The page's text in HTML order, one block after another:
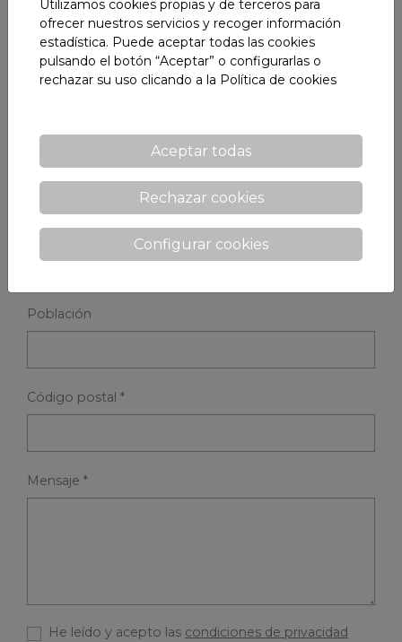
formulario y contactaremos con usted lo antes
posible
Nombre y apellidos
Teléfono
Población
Código postal *
Mensaje *
He leído y acepto las condiciones de privacidad
Utilizamos cookies propias y de terceros para
ofrecer nuestros servicios y recoger información
estadística. Puede aceptar todas las cookies
pulsando el botón “Aceptar” o configurarlas o
rechazar su uso clicando a la Política de cookies
Aceptar todas
Rechazar cookies
Configurar cookies